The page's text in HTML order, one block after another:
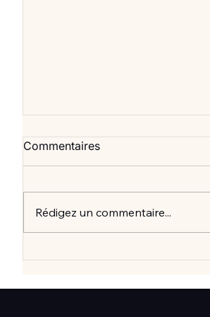
Commentaires
Rédigez un commentaire...